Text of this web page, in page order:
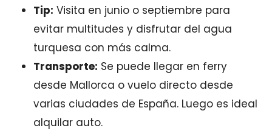
Tip: Visita en junio o septiembre para
evitar multitudes y disfrutar del agua
turquesa con más calma.
Transporte: Se puede llegar en ferry
desde Mallorca o vuelo directo desde
varias ciudades de España. Luego es ideal
alquilar auto.